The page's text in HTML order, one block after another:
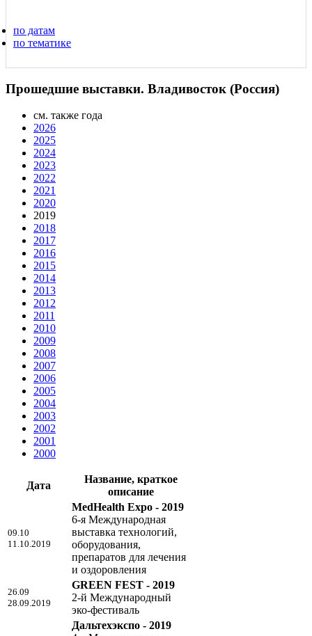
по датам
по тематике
Прошедшие выставки. Владивосток (Россия)
см. также года
2026
2025
2024
2023
2022
2021
2020
2019
2018
2017
2016
2015
2014
2013
2012
2011
2010
2009
2008
2007
2006
2005
2004
2003
2002
2001
2000
Дата
Название, краткое
описание
09.10
11.10.2019
MedHealth Expo - 2019
6-я Международная
выставка технологий,
оборудования,
препаратов для лечения
и оздоровления
26.09
28.09.2019
GREEN FEST - 2019
2-й Международный
эко-фестиваль
Дальтехэкспо - 2019